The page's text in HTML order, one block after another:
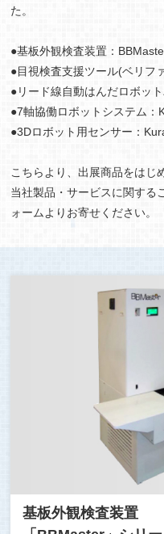
た。
●基板外観検査装置：
●目視検査支援ツール(ベリフ
●リード線自動はんだロボッ
●7軸協働ロボットシステム
●3Dロボット用センサー：
こちらより、出展商品をはじ
当社製品・サービスに関する
ォームよりお寄せください。
基板外観検査装置